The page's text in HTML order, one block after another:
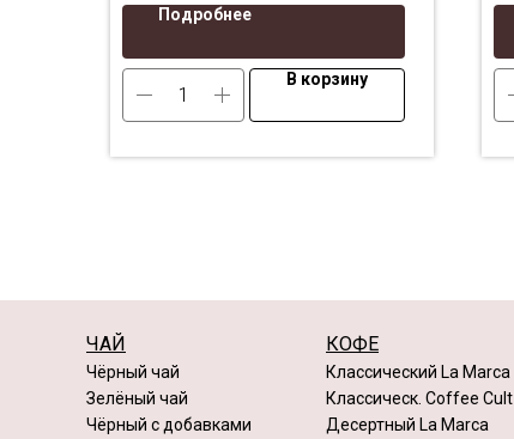
Подробнее
В корзину
ЧАЙ
Чёрный чай
Зелёный чай
Чёрный с добавками
Классическ. Coffee Cult
Классический La Marca
КОФЕ
Десертный La Marca